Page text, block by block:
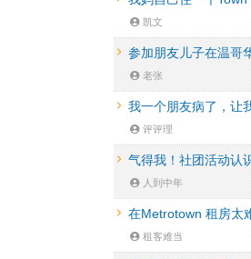
凯文
参加朋友儿子在温哥
老张
我一个朋友病了，让
评评理
气得我！社团活动认
人到中年
在Metrotown 租房太
租客难当